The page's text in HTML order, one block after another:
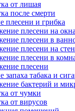
от лишая
после смерти
плесени и грибка
плесени на
плесени в
плесени на
плесени в
плесени
запаха табака и
бактерий и
от чумки
от вирусов